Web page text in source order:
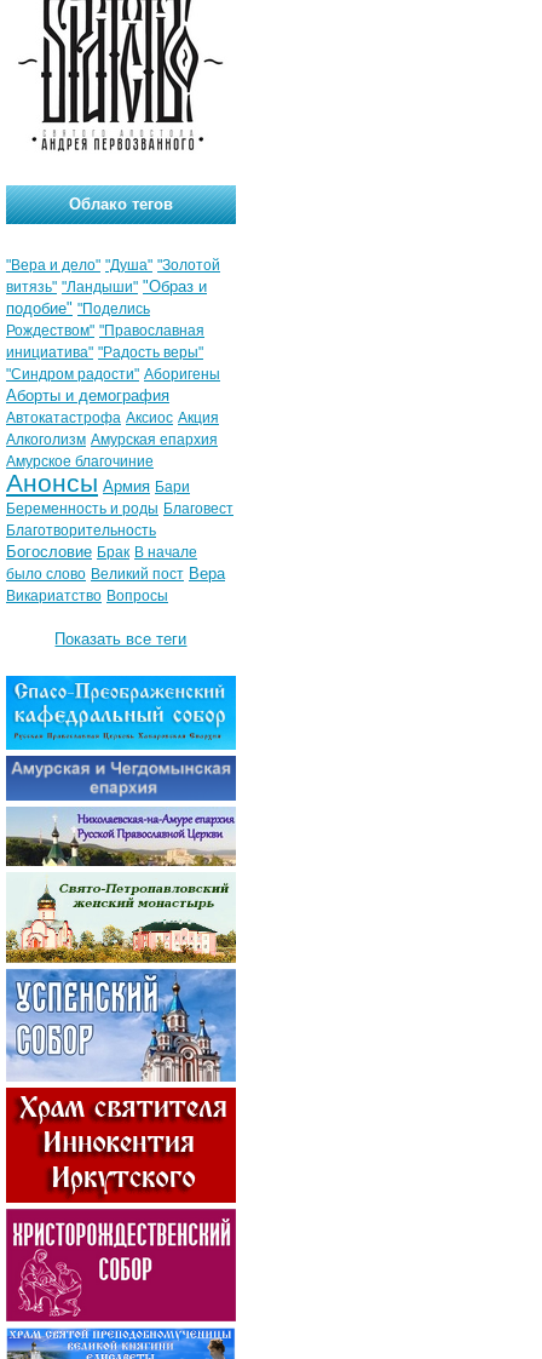
Облако тегов
"Вера и дело" "Душа" "Золотой
витязь" "Ландыши" "Образ и
подобие" "Поделись
Рождеством" "Православная
инициатива" "Радость веры"
"Синдром радости" Аборигены
Аборты и демография
Автокатастрофа Аксиос Акция
Алкоголизм Амурская епархия
Амурское благочиние
Анонсы Армия Бари
Беременность и роды Благовест
Благотворительность
Богословие Брак В начале
было слово Великий пост Вера
Викариатство Вопросы
Показать все теги